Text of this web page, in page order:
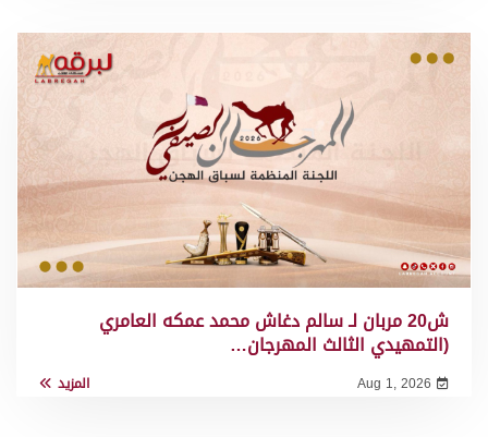
ش20 مربان لـ سالم دغاش محمد عمكه العامري
(التمهيدي الثالث المهرجان…
Aug 1, 2026 المزيد